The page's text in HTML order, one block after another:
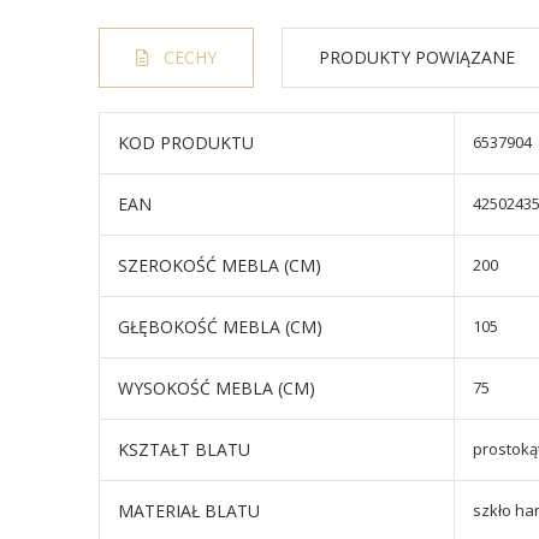
CECHY PRODUKTY POWIĄZANE
KOD PRODUKTU 6537904
EAN
SZEROKOŚĆ MEBLA (CM) 200
GŁĘBOKOŚĆ MEBLA (CM) 105
WYSOKOŚĆ MEBLA (CM) 75
KSZTAŁT BLATU
MATERIAŁ BLATU szkło